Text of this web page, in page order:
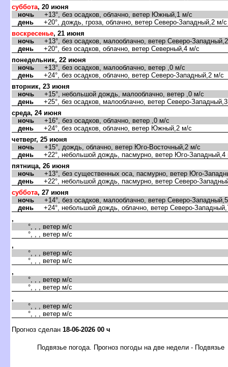
суббота, 20 июня
ночь +13°, без осадков, облачно, ветер Южный,1 м/с
день +20°, дождь, гроза, облачно, ветер Северо-Западный,2 м/с
оскресенье, 21 июня
ночь +13°, без осадков, малооблачно, ветер Северо-
день +20°, без осадков, облачно, ветер Северный,4 м/с
понедельник, 22 июня
ночь +13°, без осадков, малооблачно, ветер ,0 м/с
день +24°, без осадков, облачно, ветер Северо-Западный,2 м/с
торник, 23 июня
ночь +15°, небольшой дождь, малооблачно, ветер ,0 м/с
день +25°, без осадков, малооблачно, ветер Северо-
среда, 24 июня
ночь +16°, без осадков, облачно, ветер ,0 м/с
день +24°, без осадков, облачно, ветер Южный,2 м/с
четверг, 25 июня
ночь +15°, дождь, облачно, ветер Юго-Восточный,2 м/с
день +22°, небольшой дождь, пасмурно, ветер Юго-Западный,4
пятница, 26 июня
ночь +13°, без существенных оса, пасмурно, ветер Юго-
день +22°, небольшой дождь, пасмурно, ветер Северо-
суббота, 27 июня
ночь +14°, без осадков, малооблачно, ветер Северо-
день +24°, небольшой дождь, облачно, ветер Северо-
,
°, , , ветер м/с
°, , , ветер м/с
,
°, , , ветер м/с
°, , , ветер м/с
,
°, , , ветер м/с
°, , , ветер м/с
,
°, , , ветер м/с
°, , , ветер м/с
Прогноз сделан 18-06-2026 00 ч
Подвязье погода. Прогноз погоды на две недели - Подвязье